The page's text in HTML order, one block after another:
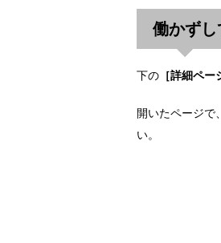
働かず
下の［詳細ペー
開いたページで
い。